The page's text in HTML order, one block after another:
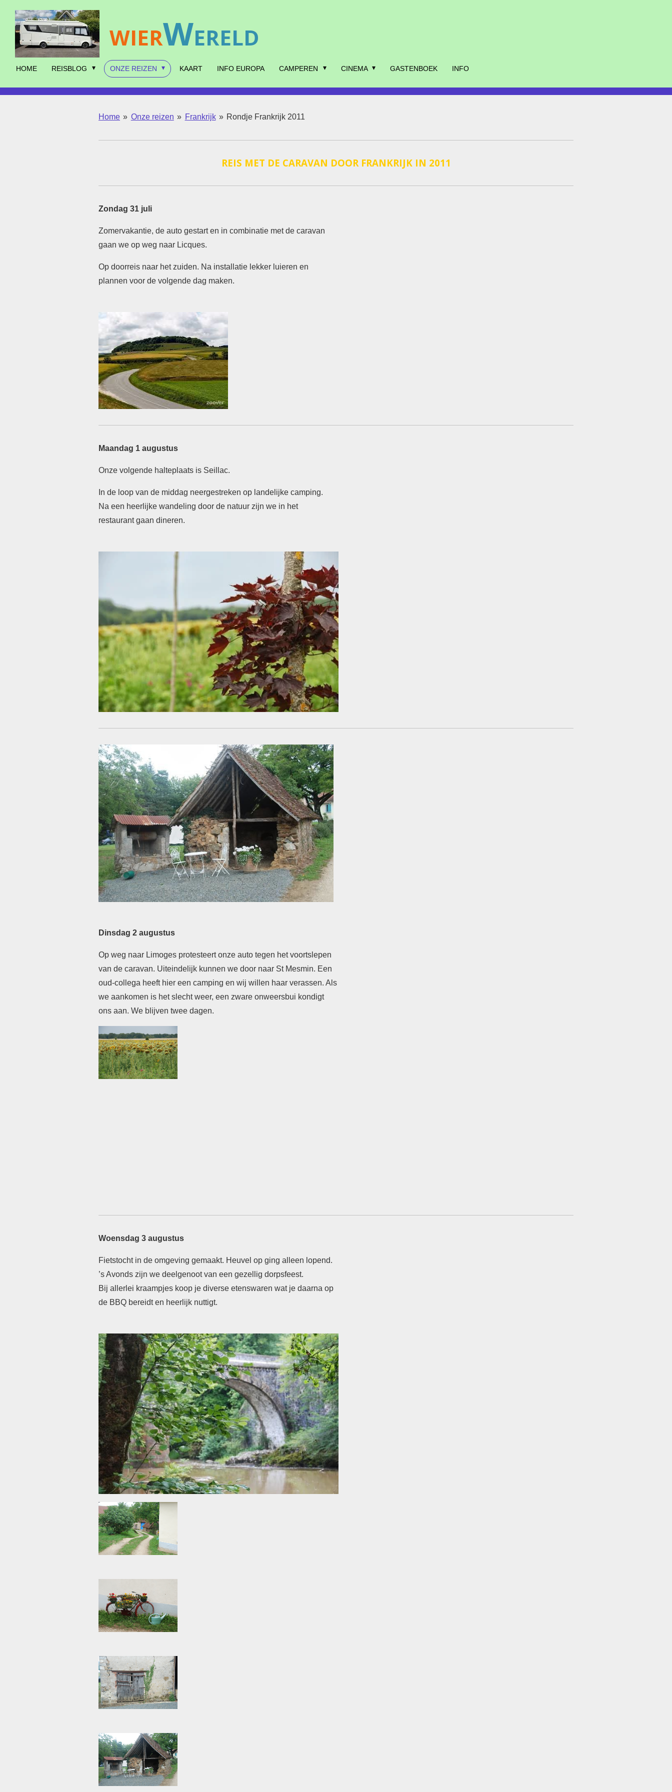
direct
naar
hoofdinhoud
WIERWERELD
HOME REISBLOG ONZE REIZEN KAART INFO EUROPA CAMPEREN CINEMA GASTENBOEK INFO
Home » Onze reizen » Frankrijk » Rondje Frankrijk 2011
REIS MET DE CARAVAN DOOR FRANKRIJK IN 2011
Zondag 31 juli
Zomervakantie, de auto gestart en in combinatie met de caravan
gaan we op weg naar Licques.
Op doorreis naar het zuiden. Na installatie lekker luieren en
plannen voor de volgende dag maken.
Maandag 1 augustus
Onze volgende halteplaats is Seillac.
In de loop van de middag neergestreken op landelijke camping.
Na een heerlijke wandeling door de natuur zijn we in het
restaurantgaan dineren.
Dinsdag 2 augustus
Op weg naar Limoges protesteert onze auto tegen het voortslepen
van de caravan. Uiteindelijk kunnen we door naar St Mesmin. Een
oud-collega heeft hier een camping en wij willen haar verassen. Als
we aankomen is het slecht weer, een zware onweersbui kondigt
ons aan. We blijven twee dagen.
Woensdag 3 augustus
Fietstocht in de omgeving gemaakt. Heuvel op ging alleen lopend.
’s Avonds zijn we deelgenoot van een gezellig dorpsfeest.
Bij allerlei kraampjes koop je diverse etenswaren wat je daarna op
de BBQ bereidt en heerlijk nuttigt.